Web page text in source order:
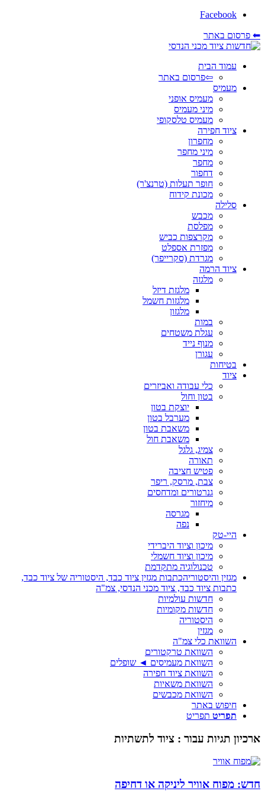
Facebook
⬅ פרסום באתר
עמוד הבית
⇦פרסום באתר
מעמיס
מעמיס אופני
מיני מעמיס
מעמיס טלסקופי
ציוד חפירה
מחפרון
מיני מחפר
מחפר
דחפור
חופר תעלות (טרנצ'ר)
מכונת קידוח
סלילה
מכבש
מפלסת
מקרצפות כביש
מפזרת אספלט
מגרדת (סקרייפר)
ציוד הרמה
מלגזה
מלגזת דיזל
מלגזות חשמל
מלגזון
במות
עגלת משטחים
מנוף נייד
עגורן
בטיחות
ציוד
כלי עבודה ואביזרים
בטון וחול
יוצקת בטון
מערבל בטון
משאבת בטון
משאבת חול
צמיג, גלגל
תאורה
פטיש חציבה
צבת, מרסק, ריפר
גנרטורים ומדחסים
מיחזור
מגרסה
נפה
היי-טק
מיכון וציוד היברידי
מיכון וציוד חשמלי
טכנולוגיה מתקדמת
מגזין והיסטוריהכתבות מגזין ציוד כבד, היסטוריה של ציוד כבד,
כתבות ציוד כבד, ציוד מכני הנדסי, צמ"ה
חדשות עולמיות
חדשות מקומיות
היסטוריה
מגזין
השוואת כלי צמ"ה
השוואת טרקטורים
השוואת מעמיסים ◄ שופלים
השוואת ציוד חפירה
השוואת משאיות
השוואת מכבשים
חיפוש באתר
תפריט תפריט
ארכיון תגיות עבור : ציוד לתשתיות
חדש: מפוח אוויר ליניקה או דחיפה